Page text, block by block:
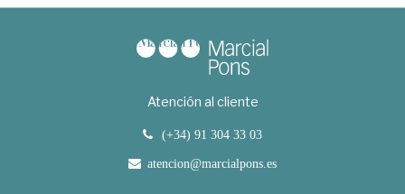
Atención al cliente
(+34) 91 304 33 03
atencion@marcialpons.es